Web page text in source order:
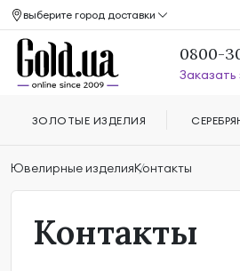
Ювелирные изделияКонтакты
Контакты
выберите город доставки
0800-
Заказать
ЗОЛОТЫЕ ИЗДЕЛИЯ